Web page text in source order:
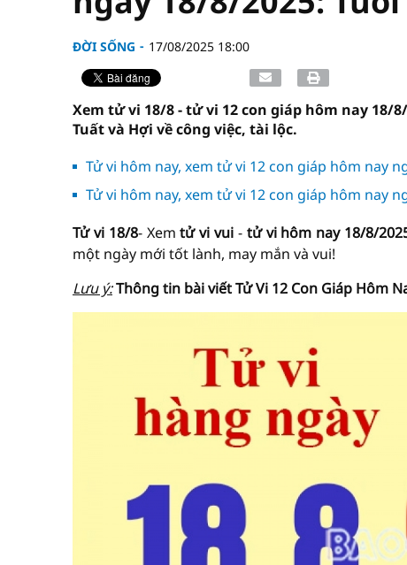
ĐỜI SỐNG 17/08/2025 18:00
Xem tử vi 18/8 - tử vi 12 con giáp hôm nay 18/
Tuất và Hợi về công việc, tài lộc.
Tử vi hôm nay, xem tử vi 12 con giáp hôm nay
Tử vi hôm nay, xem tử vi 12 con giáp hôm nay
Tử vi 18/8- Xemtử vi vui - tử vi hôm nay 18/8/
một ngày mới tốt lành, may mắn và vui!
Lưu ý:Thông tin bài viếtTử Vi 12 Con Giáp Hôm